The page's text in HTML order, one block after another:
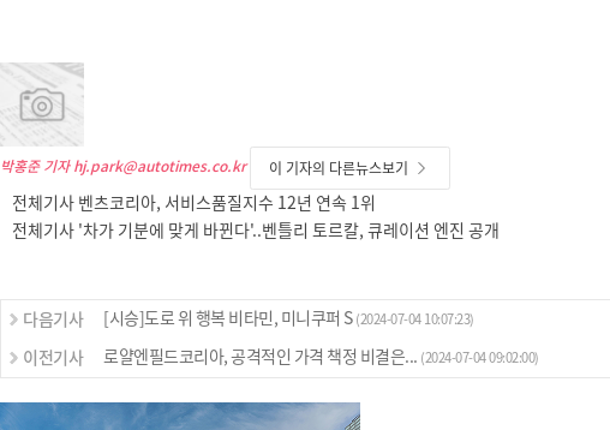
박홍준 기자 hj.park@autotimes.co.kr 이 기자의 다른뉴스보기
전체기사 벤츠코리아, 서비스품질지수 12년 연속 1위
전체기사 '차가 기분에 맞게 바뀐다'..벤틀리 토르칼, 큐레이션 엔진 공개
다음기사 [시승]도로 위 행복 비타민, 미니쿠퍼 S (2024-07-04 10:07:23)
이전기사 로얄엔필드코리아, 공격적인 가격 책정 비결은... (2024-07-04 09:02:00)